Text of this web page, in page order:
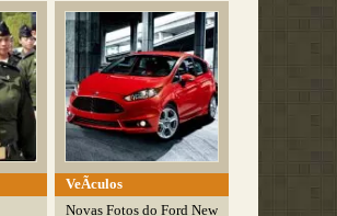
VeÃ­culos
Novas Fotos do Ford New